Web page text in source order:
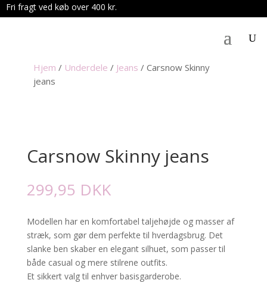
Fri fragt ved køb over 400 kr.
Hjem / Underdele / Jeans / Carsnow Skinny
jeans
Carsnow Skinny jeans
299,95 DKK
Modellen har en komfortabel taljehøjde og masser af
stræk, som gør dem perfekte til hverdagsbrug. Det
slanke ben skaber en elegant silhuet, som passer til
både casual og mere stilrene outfits.
Et sikkert valg til enhver basisgarderobe.